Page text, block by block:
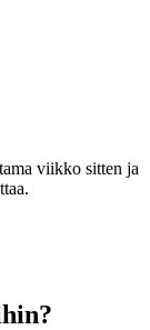
viikko sitten ja